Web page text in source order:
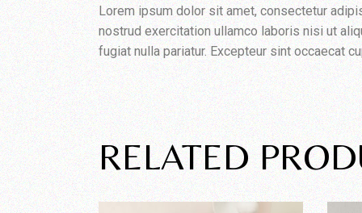
Lorem ipsum dolor sit amet, consectetur
nostrud exercitation ullamco laboris nisi ut
fugiat nulla pariatur. Excepteur sint occaecat
RELATED